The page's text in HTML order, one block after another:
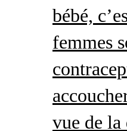
bébé,
femmes
vue de